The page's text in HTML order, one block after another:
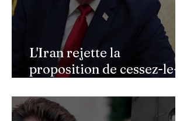
L'Iran rejette la
proposition de cessez-le-